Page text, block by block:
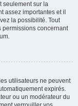
seulement sur la
assez importantes et il
la possibilité. Tout
permissions concernant
utilisateurs ne peuvent
expirés.
ou un modérateur du